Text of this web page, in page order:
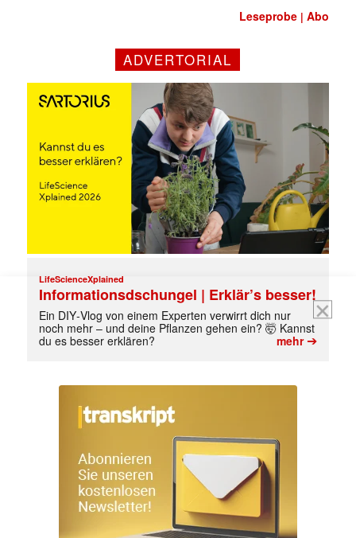
Mit dem |transkript-Newsletter
jede Woche aktuell informiert.
Mail
Leseprobe |Abo
ADVERTORIAL
LifeScienceXplained
Informationsdschungel | Erklär’s besser!
Ein DIY‑Vlog von einem Experten verwirrt dich nur
noch mehr – und deine Pflanzen gehen ein? 🤯 Kannst
du es besser erklären?
mehr➔